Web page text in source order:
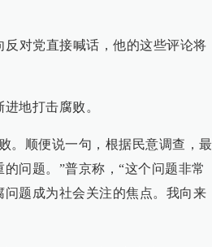
反对党直接喊话，他的这些评论将
地打击腐败。
。顺便说一句，根据民意调查，最
问题。”普京称，“这个问题非常
题成为社会关注的焦点。我向来